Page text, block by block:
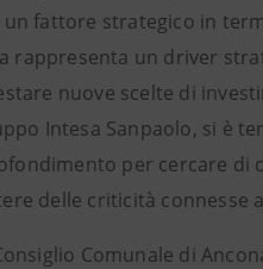
fattore strategico in
rappresenta un driver
nuove scelte di
Intesa Sanpaolo, si è
per cercare di
delle criticità connesse
Comunale di